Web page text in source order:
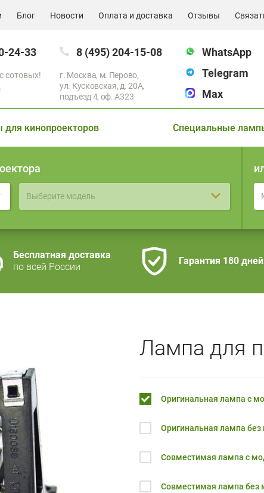
Блог Новости Оплата и доставка Отзывы
24-33
сотовых!
8 (495) 204-15-08
г. Москва, м. Перово,
ул. Кусковская, д. 20А,
подъезд 4, оф. A323
WhatsApp
Telegram
Max
кинопроекторов Специальные
Выберите модель
Бесплатная доставка
по всей России
Гарантия 180 дней
Лампа для
Оригинальная лампа с
Оригинальная лампа без
Совместимая лампа с
Совместимая лампа без